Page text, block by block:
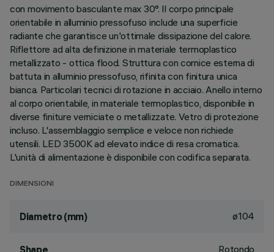
con movimento basculante max 30°. Il corpo principale
orientabile in alluminio pressofuso include una superficie
radiante che garantisce un'ottimale dissipazione del calore.
Riflettore ad alta definizione in materiale termoplastico
metallizzato - ottica flood. Struttura con cornice esterna di
battuta in alluminio pressofuso, rifinita con finitura unica
bianca. Particolari tecnici di rotazione in acciaio. Anello interno
al corpo orientabile, in materiale termoplastico, disponibile in
diverse finiture verniciate o metallizzate. Vetro di protezione
incluso. L'assemblaggio semplice e veloce non richiede
utensili. LED 3500K ad elevato indice di resa cromatica.
L'unità di alimentazione è disponibile con codifica separata.
DIMENSIONI
Diametro (mm) ø104
Shape Rotondo